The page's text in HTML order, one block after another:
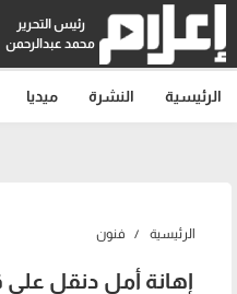
رئيس التحرير
محمد عبدالرحمن
الرئيسية النشرة ميديا
الرئيسية فنون
إهانة أمل دنقل على